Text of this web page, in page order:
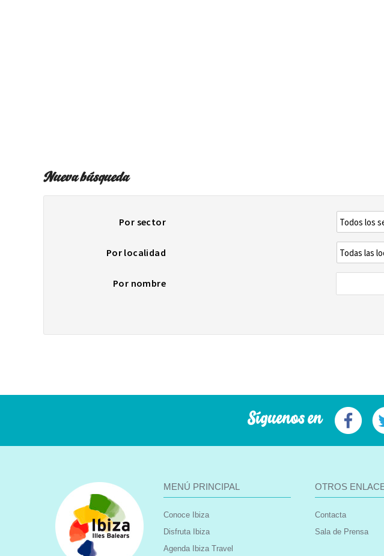
Nueva búsqueda
Por sector
Por localidad
Por nombre
Síguenos en
MENÚ PRINCIPAL
Conoce Ibiza
Disfruta Ibiza
Agenda Ibiza Travel
OTROS
Contacta
Sala de Prensa